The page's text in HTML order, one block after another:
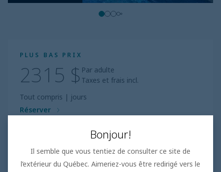
PLUS BAS PRIX
2315 $ Par adulte
Taxes et frais incl.
Tout compris | jours
Réserver
Selon 100+ commentaires
Bonjour!
Il semble que vous tentiez de consulter ce site de
l’extérieur du Québec. Aimeriez-vous être redirigé vers le